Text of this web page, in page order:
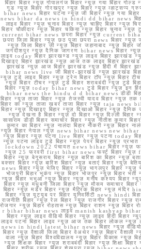
बिहार बिहार न्यूज़ गोपालगंज बिहार न्यूज़ गया बिहार गोल्ड
गुड न्यूज़ बिहार गोरखपुर न्यूज़ बिहार न्यूज़ व्हाट्सप्प
bihar news बिहार घटना न्यूज़ जी बिहार न्यूज़ गया
news bihar da news in hindi dd bihar news
लाइव बिहार न्यूज़ चुनाव बिहार न्यूज़ चाहिए बिहार न्यूज़
बिहार चौकीदार न्यूज़ बिहार चकिया न्यूज़ बिहार चुनाव
current bihar news छपरा बिहार न्यूज़ current
छपरा जिला बिहार न्यूज़ छठ पूजा छपरा news बिहार न्यूज़
न्यूज़ जिला बिहार जी न्यूज़ बिहार जहानाबाद न्यूज़ बिहार
जगदीशपुर न्यूज़ दैनिक जागरण bihar news बिहार
लाइव today बिहार झारखण्ड न्यूज़ लाइव बिहार झारखंड
दिखाइए बिहार झारखंड न्यूज़ आज तक लाइव बिहार
झारखंड न्यूज़ आज बिहार झारखंड न्यूज़ हिंदी में बिहार
bihar news live जी बिहार-झारखंड न्यूज़ झारखंड
न्यूज़ टुडे लाइव बिहार न्यूज़ ट्रेन बिहार टॉप न्यूज़ बिहार
न्यूज़ बिहार टीचर न्यूज़ टुडे बिहार शराबबंदी न्यूज़ टुडे
बिहार न्यूज़ today bihar news टुडे बिहार न्यूज़ इन
bihar news the hindu d d bihar news डीडी
बिहार न्यूज़ ताजा बिहार न्यूज़ तेजस्वी यादव बिहार न्यूज़ तक
बिहार का न्यूज़ ताजा खबर ताजा बिहार न्यूज़ taja news
बिहार न्यूज़ दिखाइए बिहार न्यूज़ दिखाओ बिहार न्यूज़ दैनिक
न्यूज़ देखना है बिहार न्यूज़ दो बिहार न्यूज़ दिल्ली बिहार
सासाराम डीडी बिहार समाचार बिहार न्यूज़ नीतीश कुमार
कुमार का बिहार न्यूज़ नालंदा बिहार नौकरी न्यूज़ बिहार
न्यूज़ बिहार नेपाल न्यूज़ news bihar news new bihar
न्यूज़ बिहार न्यूज़ पटना live बिहार न्यूज़ पटना today
न्यूज़ पटना लाइव टुडे बिहार न्यूज़ पेपर बिहार न्यूज़
lockdown 2022 पंचायत news bihar बिहार न्यूज़
न्यूज़ 25 फरवरी first bihar news फर्स्ट बिहार न्यूज़
बिहार न्यूज़ बेगूसराय बिहार न्यूज़ बारिश का बिहार न्यूज़
बक्सर बिहार न्यूज़ बारिश बिहार न्यूज़ बताएं बिहार न्यूज़
news बिहार न्यूज़ भेजिए बिहार न्यूज़ भागलपुर बिहार न्यूज़
भोजपुरी बिहार भूकंप न्यूज़ बिहार भोजपुर न्यूज़ बिहार
न्यूज़ बिहार भभुआ न्यूज़ बिहार न्यूज़ मनीष कश्यप बिहार
बिहार न्यूज़ मधुबनी जिला बिहार न्यूज़ मौसम समाचार बिहार
बिहार न्यूज़ मर्डर बिहार न्यूज़ मैट्रिक बिहार न्यूज़ मंदिर
बिहार न्यूज़ यूट्यूब पर बिहार यूनिवर्सिटी news hindi
राजनीति बिहार न्यूज़ रेल बिहार न्यूज़ राजगीर बिहार न्यूज़
रोजगार न्यूज़ बिहार रोहतास न्यूज़ बिहार राशन न्यूज़ बिहार
r bihar bihar news लाइव manish kashyap bihar
बिहार न्यूज़ लाइव वीडियो बिहार न्यूज़ लाइव हिंदी बिहार
लाइव पटना बिहार लाइव न्यूज़ आज तक बिहार लोकल न्यूज़
news in hindi latest bihar news बिहार न्यूज़
बिहार न्यूज़ वैशाली जिला बिहार वेअथेर न्यूज़ बिहार वैशाली
वाला न्यूज़ बिहार विश्वविद्यालय न्यूज़ बिहार विकास न्यूज़
न्यूज़ शिक्षक बिहार न्यूज़ शराबबंदी बिहार न्यूज़ शिक्षा